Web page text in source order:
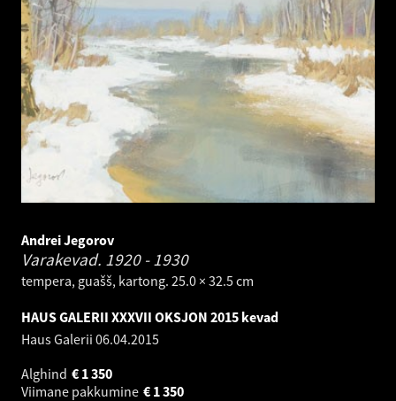
Andrei Jegorov
Varakevad. 1920 - 1930
tempera, guašš, kartong. 25.0 × 32.5 cm
HAUS GALERII XXXVII OKSJON 2015 kevad
Haus Galerii 06.04.2015
Alghind
1 350
€
Viimane pakkumine
1 350
€